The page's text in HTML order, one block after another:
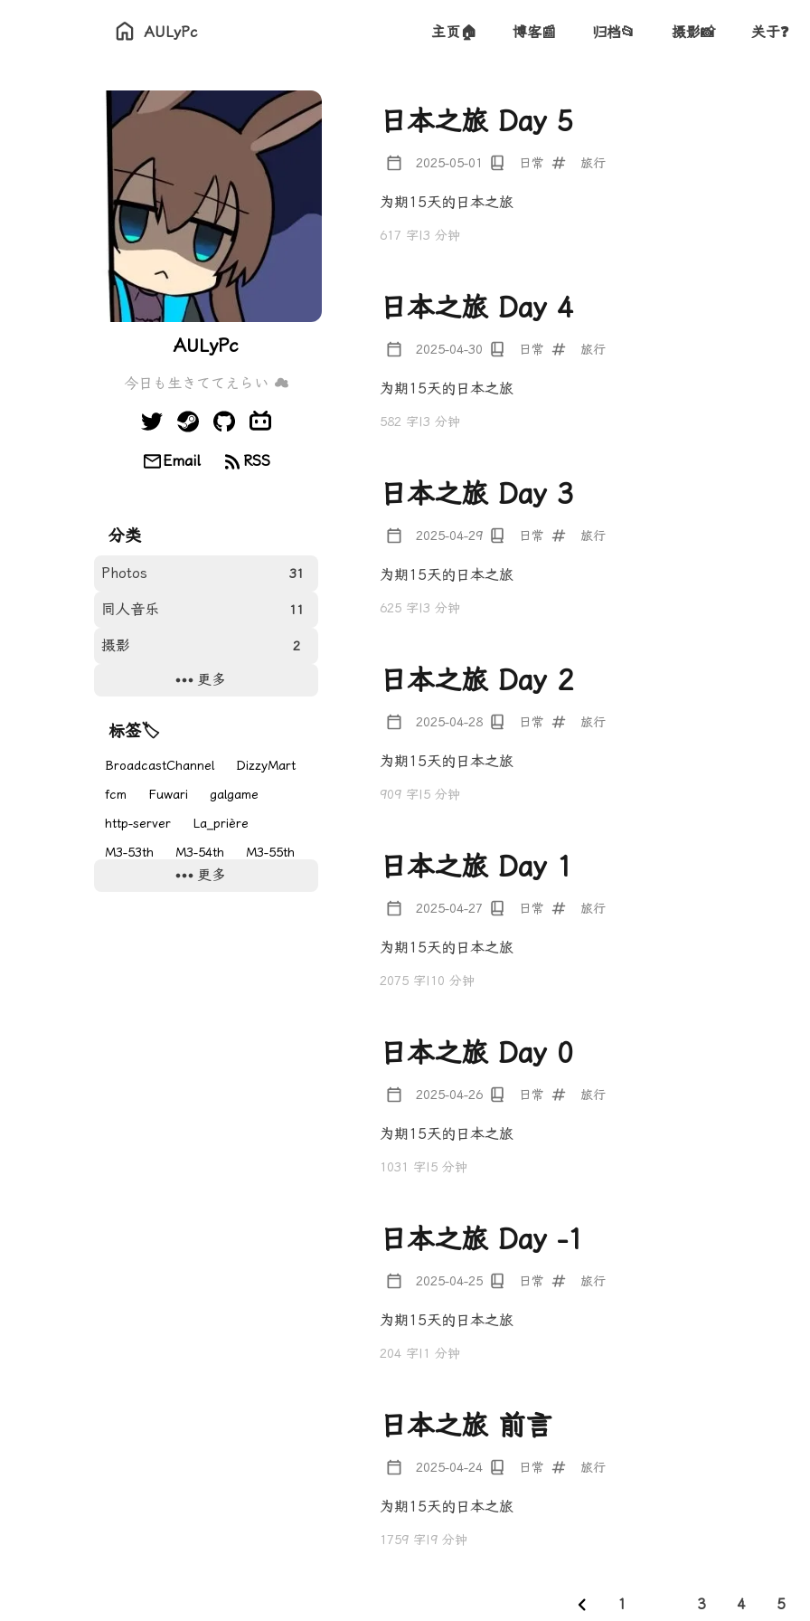
AULyPc 主页🏠 博客📰 归档📂 摄影📸 关于❓
AULyPc
今日も生きててえらい ☁
Email RSS
分类
Photos 31
同人音乐 11
摄影 2
游戏
更多
标签🏷
BroadcastChannel
DizzyMart
fcm
Fuwari
galgame
http-server
La_prière
M3-53th
M3-54th
M3-55th
osu
Symholic
更多
日本之旅 Day 5
2025-05-01 日常 旅行
为期15天的日本之旅
617 字|3 分钟
日本之旅 Day 4
2025-04-30 日常 旅行
为期15天的日本之旅
582 字|3 分钟
日本之旅 Day 3
2025-04-29 日常 旅行
为期15天的日本之旅
625 字|3 分钟
日本之旅 Day 2
2025-04-28 日常 旅行
为期15天的日本之旅
909 字|5 分钟
日本之旅 Day 1
2025-04-27 日常 旅行
为期15天的日本之旅
2075 字| 10 分钟
日本之旅 Day 0
2025-04-26 日常 旅行
为期15天的日本之旅
1031 字|5 分钟
日本之旅 Day -1
2025-04-25 日常 旅行
为期15天的日本之旅
204 字| 1 分钟
日本之旅 前言
2025-04-24 日常 旅行
为期15天的日本之旅
1759 字|9 分钟
1 3 4 5